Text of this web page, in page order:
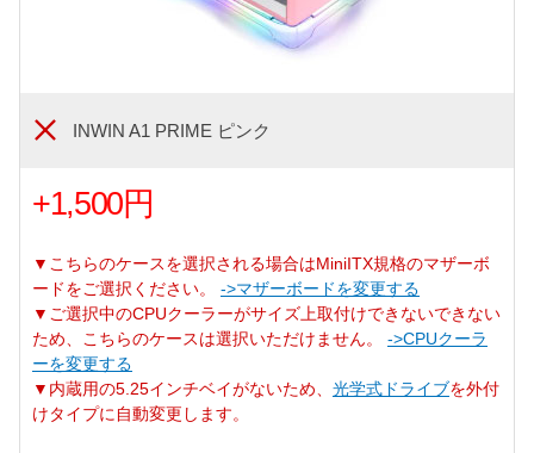
INWIN A1 PRIME ピンク
+1,500円
▼こちらのケースを選択される場合はMiniITX規格のマザーボ
ードをご選択ください。 ->マザーボードを変更する
▼ご選択中のCPUクーラーがサイズ上取付けできないできない
ため、こちらのケースは選択いただけません。 ->CPUクーラ
ーを変更する
▼内蔵用の5.25インチベイがないため、 光学式ドライブを外付
けタイプに自動変更します。